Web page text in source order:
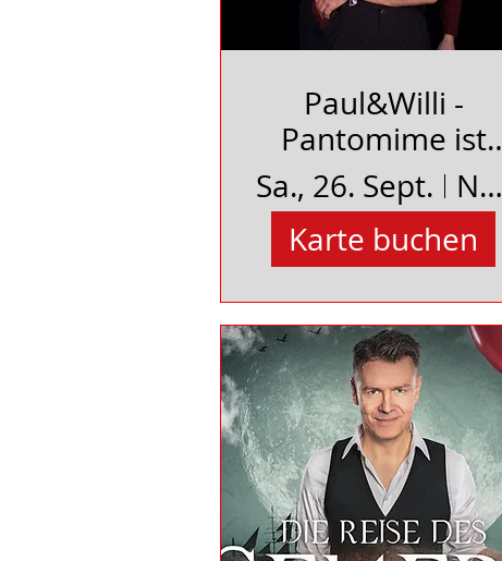
Paul&Willi -
Pantomime ist
scheiße *schwer
Sa., 26. Sept.
Neues Schauspielhaus Uelzen
Karte buchen